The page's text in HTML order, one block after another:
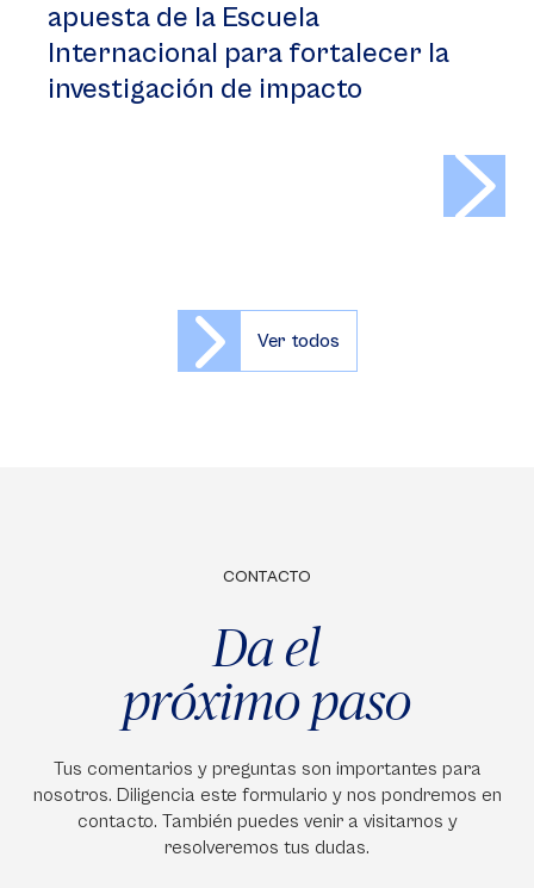
apuesta de la Escuela
Internacional para fortalecer la
investigación de impacto
Ver todos
CONTACTO
Da el
próximo paso
Tus comentarios y preguntas son importantes para
nosotros. Diligencia este formulario y nos pondremos en
contacto. También puedes venir a visitarnos y
resolveremos tus dudas.